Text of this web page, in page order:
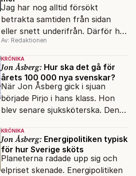
Jag har nog alltid försökt
betrakta samtiden från sidan
eller snett underifrån. Därför har
mina reportage ofta handlat om
minoriteter och
värderingskonflikter, säger Lars
Åberg, ny krönikör på Fokus.
Av: Redaktionen
KRÖNIKA
Jon Åsberg: Hur ska det gå för
årets 100 000 nya svenskar?
När Jon Åsberg gick i sjuan
började Pirjo i hans klass. Hon
blev senare sjuksköterska. Den
för många av dagens nya
svenskar.
KRÖNIKA
Jon Åsberg: Energipolitiken typisk
för hur Sverige sköts
Planeterna radade upp sig och
elpriset skenade. Energipolitiken